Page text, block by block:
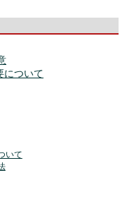
について
いて